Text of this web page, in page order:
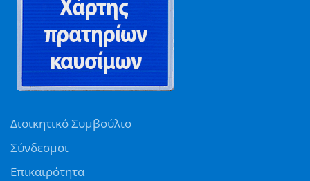
Διοικητικό Συμβούλιο
Σύνδεσμοι
Επικαιρότητα